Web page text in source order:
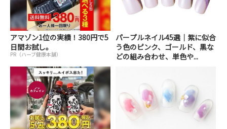
アマゾン1位の実績！380円で5
日間お試し。
PR（ハーブ健康本舗）
パープルネイル45選｜紫に似合
う色のピンク、ゴールド、黒な
どの組み合わせ、単色や...